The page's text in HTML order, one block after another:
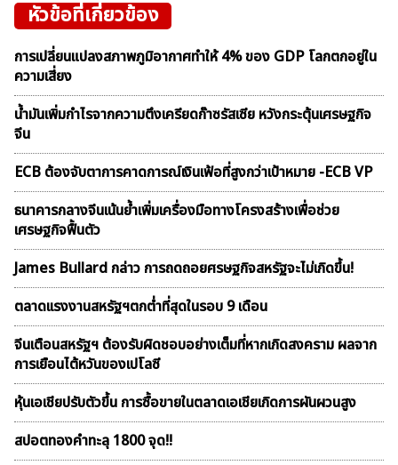
หัวข้อที่เกี่ยวข้อง
การเปลี่ยนแปลงสภาพภูมิอากาศทำให้ 4% ของ GDP โลกตกอยู่ใน
ความเสี่ยง
น้ำมันเพิ่มกำไรจากความตึงเครียดก๊าซรัสเซีย หวังกระตุ้นเศรษฐกิจ
จีน
ECB ต้องจับตาการคาดการณ์เงินเฟ้อที่สูงกว่าเป้าหมาย -ECB VP
ธนาคารกลางจีนเน้นย้ำเพิ่มเครื่องมือทางโครงสร้างเพื่อช่วย
เศรษฐกิจฟื้นตัว
James Bullard กล่าว การถดถอยศรษฐกิจสหรัฐจะไม่เกิดขึ้น!
ตลาดเเรงงานสหรัฐฯตกต่ำที่สุดในรอบ 9 เดือน
จีนเตือนสหรัฐฯ ต้องรับผิดชอบอย่างเต็มที่หากเกิดสงคราม ผลจาก
การเยือนไต้หวันของเปโลซี
หุ้นเอเชียปรับตัวขึ้น การซื้อขายในตลาดเอเชียเกิดการผันผวนสูง
สปอตทองคำทะลุ 1800 จุด!!